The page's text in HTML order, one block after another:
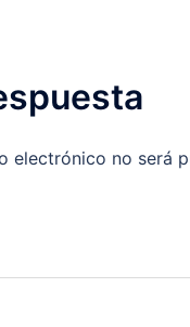
electrónico no será